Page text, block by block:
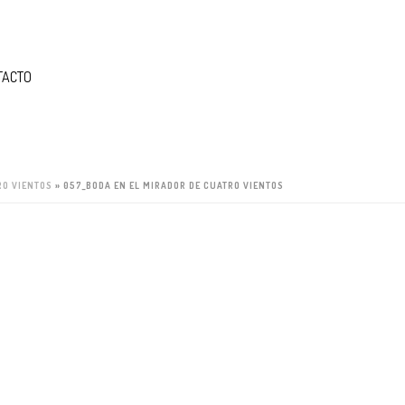
VIENTOS » 057_BODA EN EL MIRADOR DE CUATRO VIENTOS